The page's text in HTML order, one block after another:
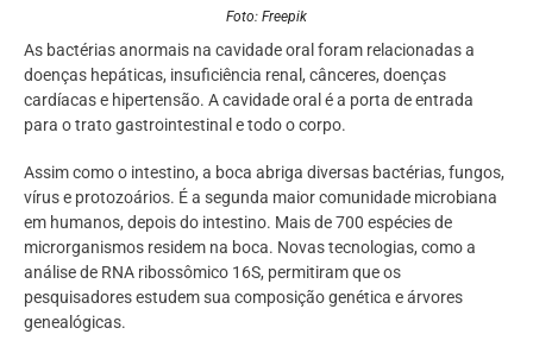
Foto: Freepik
As bactérias anormais na cavidade oral foram relacionadas a
doenças hepáticas, insuficiência renal, cânceres, doenças
cardíacas e hipertensão. A cavidade oral é a porta de entrada
para o trato gastrointestinal e todo o corpo.
Assim como o intestino, a boca abriga diversas bactérias, fungos,
vírus e protozoários. É a segunda maior comunidade microbiana
em humanos, depois do intestino. Mais de 700 espécies de
microrganismos residem na boca. Novas tecnologias, como a
análise de RNA ribossômico 16S, permitiram que os
pesquisadores estudem sua composição genética e árvores
genealógicas.